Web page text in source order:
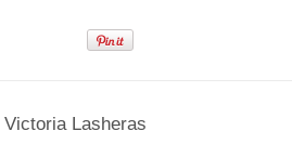
Victoria Lasheras